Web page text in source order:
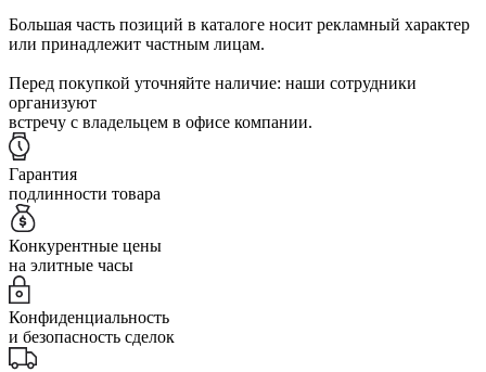
Большая часть позиций в каталоге носит рекламный характер
или принадлежит частным лицам.
Перед покупкой уточняйте наличие: наши сотрудники
организуют
встречу с владельцем в офисе компании.
Гарантия
подлинности товара
Конкурентные цены
на элитные часы
Конфиденциальность
и безопасность сделок